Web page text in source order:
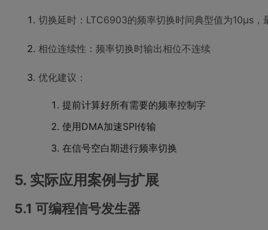
切换延时：LTC6903的频率切换时间典型值为10μs，
相位连续性：频率切换时输出相位不连续
优化建议：
提前计算好所有需要的频率控制字
使用DMA加速SPI传输
在信号空白期进行频率切换
5. 实际应用案例与扩展
5.1 可编程信号发生器